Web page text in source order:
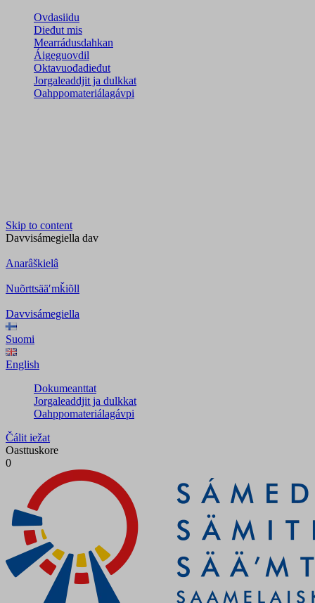
Ovdasiidu
Dieđut mis
Mearrádusdahkan
Áigeguovdil
Oktavuođadieđut
Jorgaleaddjit ja dulkkat
Oahppomateriálagávpi
Skip to content
Davvisámegiella dav
Anarâškielâ
Nuõrttsääʹmǩiõll
Davvisámegiella
Suomi
English
Dokumeanttat
Jorgaleaddjit ja dulkkat
Oahppomateriálagávpi
Čálit iežat
Oasttuskore
0